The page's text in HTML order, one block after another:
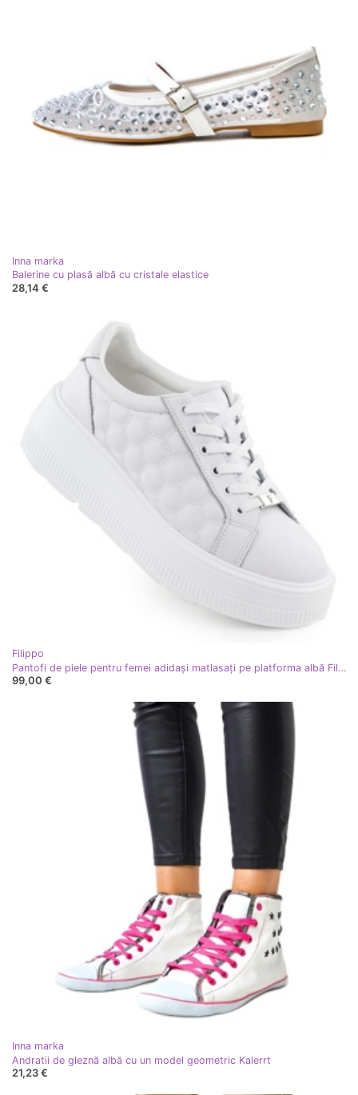
Inna marka
Balerine cu plasă albă cu cristale elastice
28,14 €
Filippo
Pantofi de piele pentru femei adidași matlasați pe platforma albă Filippo DP7285
99,00 €
Inna marka
Andratii de gleznă albă cu un model geometric Kalerrt
21,23 €